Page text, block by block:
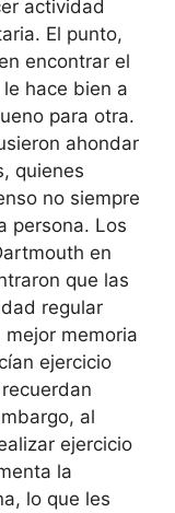
actividad
El punto,
encontrar el
hace bien a
para otra.
ahondar
quienes
no siempre
persona. Los
en
que las
regular
memoria
ejercicio
al
ejercicio
la
lo que les